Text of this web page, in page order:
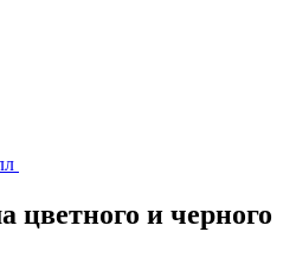
цветного и черного